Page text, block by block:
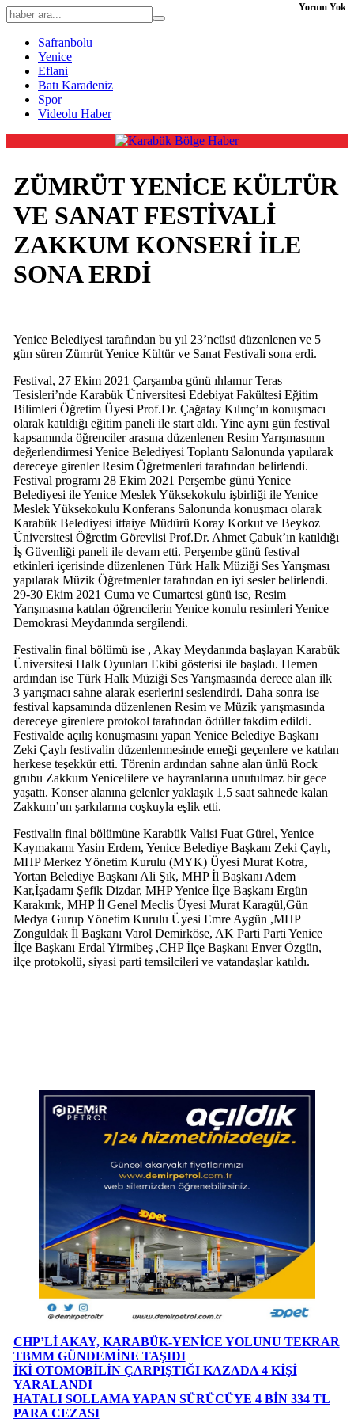
Safranbolu
Yenice
Eflani
Batı Karadeniz
Spor
Videolu Haber
ZÜMRÜT YENİCE KÜLTÜR
VE SANAT FESTİVALİ
ZAKKUM KONSERİ İLE
SONA ERDİ
Yenice Belediyesi tarafından bu yıl 23’ncüsü düzenlenen ve 5
gün süren Zümrüt Yenice Kültür ve Sanat Festivali sona erdi.
Festival, 27 Ekim 2021 Çarşamba günü ıhlamur Teras
Tesisleri’nde Karabük Üniversitesi Edebiyat Fakültesi Eğitim
Bilimleri Öğretim Üyesi Prof.Dr. Çağatay Kılınç’ın konuşmacı
olarak katıldığı eğitim paneli ile start aldı. Yine aynı gün festival
kapsamında öğrenciler arasına düzenlenen Resim Yarışmasının
değerlendirmesi Yenice Belediyesi Toplantı Salonunda yapılarak
dereceye girenler Resim Öğretmenleri tarafından belirlendi.
Festival programı 28 Ekim 2021 Perşembe günü Yenice
Belediyesi ile Yenice Meslek Yüksekokulu işbirliği ile Yenice
Meslek Yüksekokulu Konferans Salonunda konuşmacı olarak
Karabük Belediyesi itfaiye Müdürü Koray Korkut ve Beykoz
Üniversitesi Öğretim Görevlisi Prof.Dr. Ahmet Çabuk’ın katıldığı
İş Güvenliği paneli ile devam etti. Perşembe günü festival
etkinleri içerisinde düzenlenen Türk Halk Müziği Ses Yarışması
yapılarak Müzik Öğretmenler tarafından en iyi sesler belirlendi.
29-30 Ekim 2021 Cuma ve Cumartesi günü ise, Resim
Yarışmasına katılan öğrencilerin Yenice konulu resimleri Yenice
Demokrasi Meydanında sergilendi.
Festivalin final bölümü ise , Akay Meydanında başlayan Karabük
Üniversitesi Halk Oyunları Ekibi gösterisi ile başladı. Hemen
ardından ise Türk Halk Müziği Ses Yarışmasında derece alan ilk
3 yarışmacı sahne alarak eserlerini seslendirdi. Daha sonra ise
festival kapsamında düzenlenen Resim ve Müzik yarışmasında
dereceye girenlere protokol tarafından ödüller takdim edildi.
Festivalde açılış konuşmasını yapan Yenice Belediye Başkanı
Zeki Çaylı festivalin düzenlenmesinde emeği geçenlere ve katılan
herkese teşekkür etti. Törenin ardından sahne alan ünlü Rock
grubu Zakkum Yenicelilere ve hayranlarına unutulmaz bir gece
yaşattı. Konser alanına gelenler yaklaşık 1,5 saat sahnede kalan
Zakkum’un şarkılarına coşkuyla eşlik etti.
Festivalin final bölümüne Karabük Valisi Fuat Gürel, Yenice
Kaymakamı Yasin Erdem, Yenice Belediye Başkanı Zeki Çaylı,
MHP Merkez Yönetim Kurulu (MYK) Üyesi Murat Kotra,
Yortan Belediye Başkanı Ali Şık, MHP İl Başkanı Adem
Kar,İşadamı Şefik Dizdar, MHP Yenice İlçe Başkanı Ergün
Karakırık, MHP İl Genel Meclis Üyesi Murat Karagül,Gün
Medya Gurup Yönetim Kurulu Üyesi Emre Aygün ,MHP
Zonguldak İl Başkanı Varol Demirköse, AK Parti Parti Yenice
İlçe Başkanı Erdal Yirmibeş ,CHP İlçe Başkanı Enver Özgün,
ilçe protokolü, siyasi parti temsilcileri ve vatandaşlar katıldı.
CHP’Lİ AKAY, KARABÜK-YENİCE YOLUNU TEKRAR
TBMM GÜNDEMİNE TAŞIDI
İKİ OTOMOBİLİN ÇARPIŞTIĞI KAZADA 4 KİŞİ
YARALANDI
HATALI SOLLAMA YAPAN SÜRÜCÜYE 4 BİN 334 TL
PARA CEZASI
Yorum Yok